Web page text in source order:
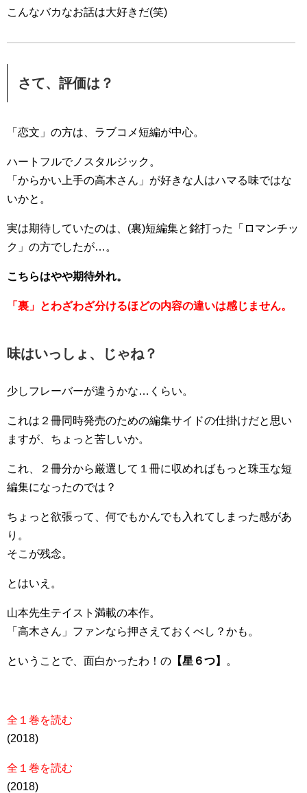
こんなバカなお話は大好きだ(笑)
さて、評価は？
「恋文」の方は、ラブコメ短編が中心。
ハートフルでノスタルジック。
「からかい上手の高木さん」が好きな人はハマる味ではな
いかと。
実は期待していたのは、(裏)短編集と銘打った「ロマンチッ
ク」の方でしたが…。
こちらはやや期待外れ。
「裏」とわざわざ分けるほどの内容の違いは感じません。
味はいっしょ、じゃね？
少しフレーバーが違うかな…くらい。
これは２冊同時発売のための編集サイドの仕掛けだと思い
ますが、ちょっと苦しいか。
これ、２冊分から厳選して１冊に収めればもっと珠玉な短
編集になったのでは？
ちょっと欲張って、何でもかんでも入れてしまった感があ
り。
そこが残念。
とはいえ。
山本先生テイスト満載の本作。
「高木さん」ファンなら押さえておくべし？かも。
ということで、面白かったわ！の 【星６つ】 。
全１巻を読む
(2018)
全１巻を読む
(2018)